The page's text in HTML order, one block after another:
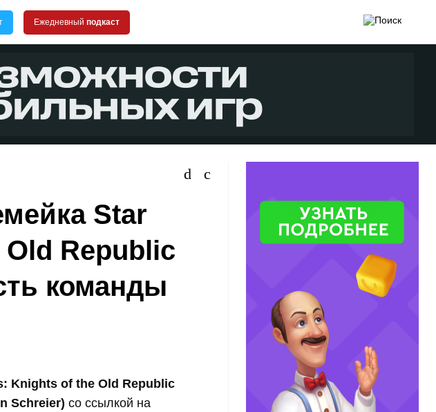
Ежедневный подкаст
Star
Republic
команды
Knights of the Old Republic
Schreier) со ссылкой на